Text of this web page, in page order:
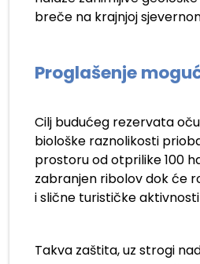
breče na krajnjoj
Proglašenje
Cilj budućeg rezervata
biološke raznolikosti
prostoru od otprilike 100
zabranjen ribolov dok će
i slične turističke
Takva zaštita, uz strogi